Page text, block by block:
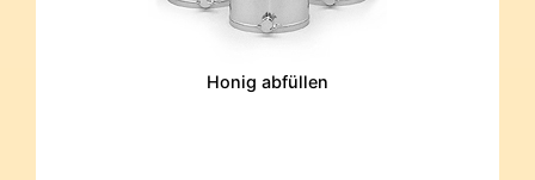
Honig abfüllen